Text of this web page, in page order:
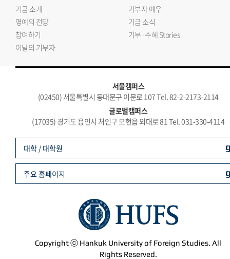
기금 소개
기부자 예우
명예의 전당
기금 소식
참여하기
기부·수혜 Stories
이달의 기부자
서울캠퍼스
(02450) 서울특별시 동대문구 이문로 107 Tel. 82-2-2173-2114
글로벌캠퍼스
(17035) 경기도 용인시 처인구 모현읍 외대로 81 Tel. 031-330-4114
Copyright ⓒ Hankuk University of Foreign Studies. All
Rights Reserved.
대학 / 대학원
주요 홈페이지